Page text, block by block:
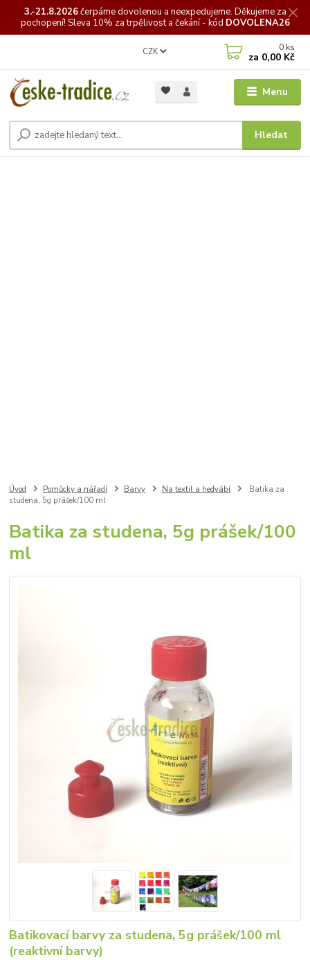
3.-21.8.2026čerpámedovolenou a neexpedujeme. Děkujeme za
pochopení! Sleva 10% za trpělivost a čekání - kód DOVOLENA26
Menu
CZK
Hledat
0 ks
za 0,00 Kč
Úvod Pomůcky a nářadí Barvy Na textil a hedvábí
Batika za
studena, 5g prášek/100 ml
Batika za studena, 5g prášek/100
ml
Batikovací barvy za studena, 5g prášek/100 ml
(reaktivní barvy)